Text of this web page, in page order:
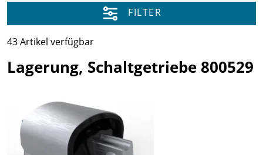
FILTER
43 Artikel verfügbar
Lagerung, Schaltgetriebe 800529